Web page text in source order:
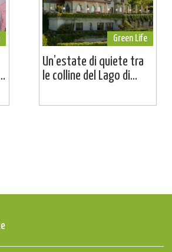
Green Life
Un’estate di quiete tra
le colline del Lago di...